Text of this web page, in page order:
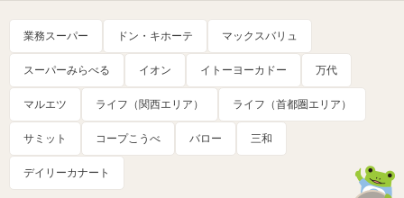
業務スーパー ドン・キホーテ マックスバリュ
スーパーみらべる イオン イトーヨーカドー 万代
マルエツ ライフ（関西エリア） ライフ（首都圏エリア）
サミット コープこうべ バロー 三和
デイリーカナート